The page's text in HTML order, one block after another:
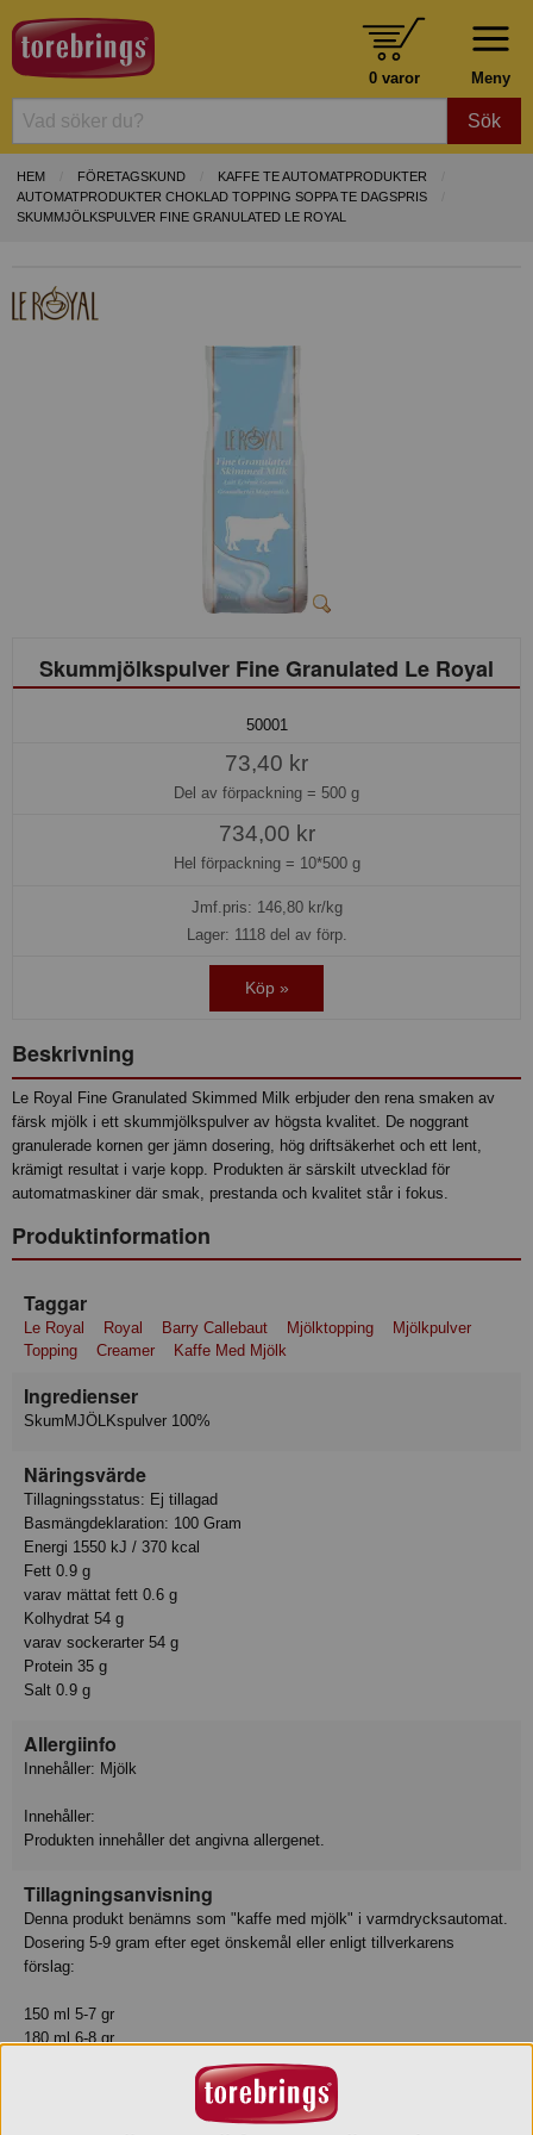
Meny
0 varor
Sök
HEM FÖRETAGSKUND
KAFFE TE AUTOMATPRODUKTER
AUTOMATPRODUKTER CHOKLAD TOPPING SOPPA TE DAGSPRIS
SKUMMJÖLKSPULVER FINE GRANULATED LE ROYAL
Skummjölkspulver Fine Granulated Le Royal
50001
73,40 kr
Del av förpackning = 500 g
734,00 kr
Hel förpackning = 10*500 g
Jmf.pris: 146,80kr/kg
Lager: 1118 del av förp.
Köp »
Beskrivning
Le Royal Fine Granulated Skimmed Milk erbjuder den rena smaken av
färsk mjölk i ett skummjölkspulver av högsta kvalitet. De noggrant
granulerade kornen ger jämn dosering, hög driftsäkerhet och ett lent,
krämigt resultat i varje kopp. Produkten är särskilt utvecklad för
automatmaskiner där smak, prestanda och kvalitet står i fokus.
Produktinformation
Taggar
Le Royal Royal Barry Callebaut Mjölktopping
Mjölkpulver
Topping
Creamer Kaffe Med Mjölk
Ingredienser
SkumMJÖLKspulver 100%
Näringsvärde
Tillagningsstatus: Ej tillagad
Basmängdeklaration: 100 Gram
Energi 1550 kJ / 370 kcal
Fett 0.9 g
varav mättat fett 0.6 g
Kolhydrat 54 g
varav sockerarter 54 g
Protein 35 g
Salt 0.9 g
Allergiinfo
Innehåller: Mjölk
Innehåller:
Produkten innehåller det angivna allergenet.
Tillagningsanvisning
Denna produkt benämns som "kaffe med mjölk" i varmdrycksautomat.
Dosering 5-9 gram efter eget önskemål eller enligt tillverkarens
förslag:
150 ml 5-7 gr
180 ml 6-8 gr